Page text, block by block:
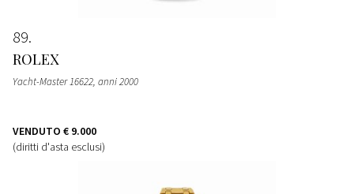
89
ROLEX
Yacht-Master 16622, anni 2000
VENDUTO € 9.000
(diritti d'asta esclusi)